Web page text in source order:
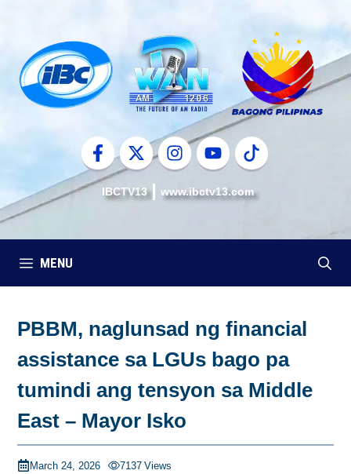
content
IBCTV13 www.ibctv13.com
MENU
PBBM, naglunsad ng financial
assistance sa LGUs bago pa
tumindi ang tensyon sa Middle
East – Mayor Isko
March 24, 2026 7137 Views